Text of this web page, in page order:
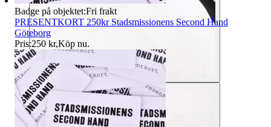
Badge på objektet:Fri frakt
PRESENTKORT 250kr Stadsmissionens Second Hand
Göteborg
Pris:250 kr,Köp nu.